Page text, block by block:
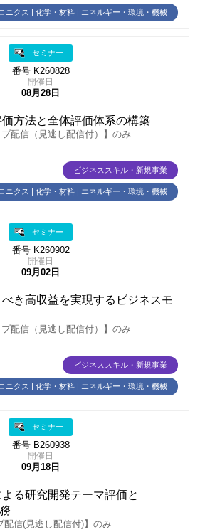
ニクス | 化学・材料 | エネルギー・環境・機械
セミナー
番号 K260828
開催日
08月28日
方法と全体評価体系の構築
配信（見逃し配信付）】のみ
ビジネススキル・新規事業
ニクス | 化学・材料 | エネルギー・環境・機械
セミナー
番号 K260902
開催日
09月02日
き高収益を実現するビジネスモ
配信（見逃し配信付）】のみ
ビジネススキル・新規事業
ニクス | 化学・材料 | エネルギー・環境・機械
セミナー
番号 B260938
開催日
09月18日
る研究開発テーマ評価と
配信(見逃し配信付)】のみ